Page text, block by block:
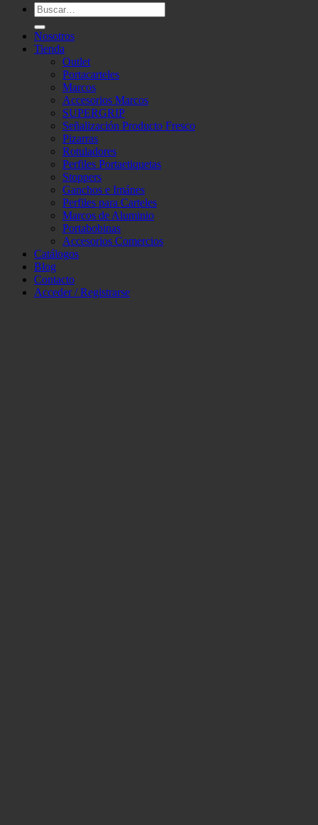
Buscar
por:
Nosotros
Tienda
Outlet
Portacarteles
Marcos
Accesorios Marcos
SUPERGRIP
Señalización Producto Fresco
Pizarras
Rotuladores
Perfiles Portaetiquetas
Stoppers
Ganchos e Imánes
Perfiles para Carteles
Marcos de Aluminio
Portabobinas
Accesorios Comercios
Catálogos
Blog
Contacto
Acceder / Registrarse